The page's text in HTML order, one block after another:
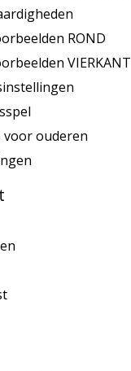
ROND
VIERKANT
voor ouderen